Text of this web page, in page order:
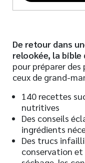
De retour dans
relookée, la bible
pour préparer
ceux de grand-
140 recettes
nutritives
Des conseils
ingrédients
Des trucs
conservation et